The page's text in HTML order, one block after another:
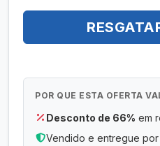
POR QUE ESTA OFERTA
Desconto de 66% em
Vendido e entregue por